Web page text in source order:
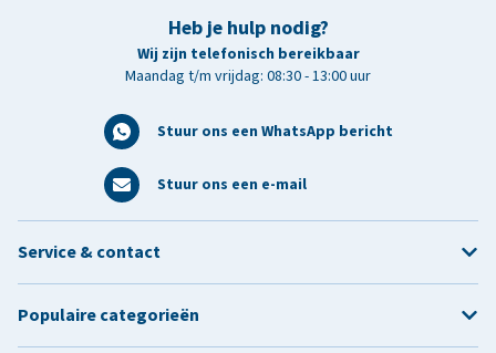
Heb je hulp nodig?
Wij zijn telefonisch bereikbaar
Maandag t/m vrijdag: 08:30 - 13:00 uur
Stuur ons een WhatsApp bericht
Stuur ons een e-mail
Service & contact
Populaire categorieën